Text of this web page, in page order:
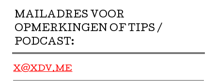
MAILADRES VOOR
OPMERKINGEN OF TIPS /
PODCAST:
X@XDV.ME